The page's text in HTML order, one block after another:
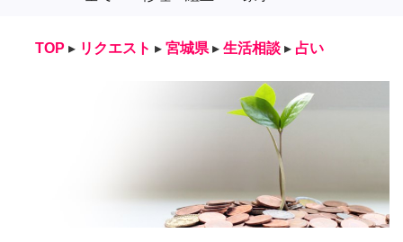
TOP ▸ リクエスト ▸ 宮城県 ▸ 生活相談 ▸ 占い